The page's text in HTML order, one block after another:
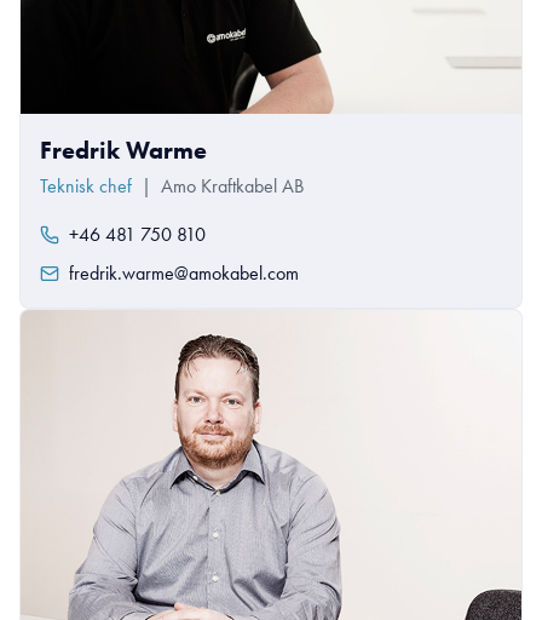
Fredrik Warme
Teknisk chef | Amo Kraftkabel AB
+46 481 750 810
fredrik.warme@amokabel.com